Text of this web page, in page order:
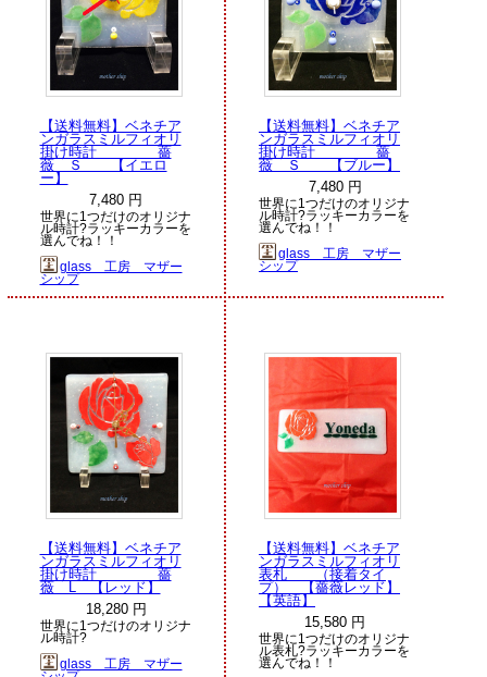
【送料無料】ベネチア
ンガラスミルフィオリ
掛け時計 薔
薇 Ｓ 【イエロ
ー】
7,480 円
世界に1つだけのオリジナ
ル時計?ラッキーカラーを
選んでね！！
glass 工房 マザー
シップ
【送料無料】ベネチア
ンガラスミルフィオリ
掛け時計 薔
薇 Ｓ 【ブルー】
7,480 円
世界に1つだけのオリジナ
ル時計?ラッキーカラーを
選んでね！！
glass 工房 マザー
シップ
【送料無料】ベネチア
ンガラスミルフィオリ
掛け時計 薔
薇 L 【レッド】
18,280 円
世界に1つだけのオリジナ
ル時計?
glass 工房 マザー
【送料無料】ベネチア
ンガラスミルフィオリ
表札 （接着タイ
プ） 【薔薇レッド】
【英語】
15,580 円
世界に1つだけのオリジナ
ル表札?ラッキーカラーを
選んでね！！